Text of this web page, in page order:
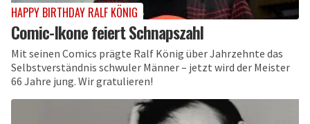
HAPPY BIRTHDAY RALF KÖNIG
Comic-Ikone feiert Schnapszahl
Mit seinen Comics prägte Ralf König über Jahrzehnte das
Selbstverständnis schwuler Männer – jetzt wird der Meister
66 Jahre jung. Wir gratulieren!